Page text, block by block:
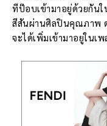
ทีป๊อบเข้ามาอยู่ด้วยกันใ
สีสันผ่านศิลปินคุณภาพ
จะได้เพิ่มเข้ามาอยู่ในเ